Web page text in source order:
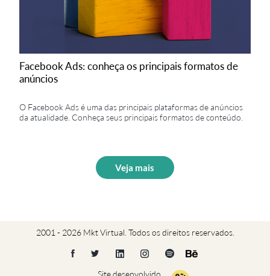
Facebook Ads: conheça os principais formatos de
anúncios
O Facebook Ads é uma das principais plataformas de anúncios
da atualidade. Conheça seus principais formatos de conteúdo.
Veja mais
2001 - 2026 Mkt Virtual. Todos os direitos reservados.
Site desenvolvido